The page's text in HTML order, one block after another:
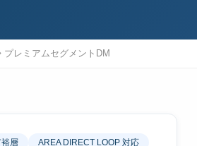
プレミアムセグメントDM
層 AREA DIRECT LOOP 対応